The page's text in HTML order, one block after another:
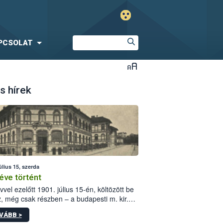
hírek
15, szerda
történt
ezelőtt 1901. július 15-én, költözött be
még csak részben – a budapesti m. kir.
állomás a Kis Rókus utca
alatti, Czigler Győző által tervezett új
>